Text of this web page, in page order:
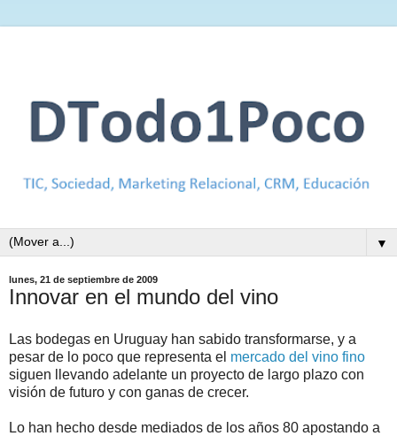
▼
lunes, 21 de septiembre de 2009
Innovar en el mundo del vino
Las bodegas en Uruguay han sabido transformarse, y a
pesar de lo poco que representa el mercado del vino fino
siguen llevando adelante un proyecto de largo plazo con
visión de futuro y con ganas de crecer.
Lo han hecho desde mediados de los años 80 apostando a